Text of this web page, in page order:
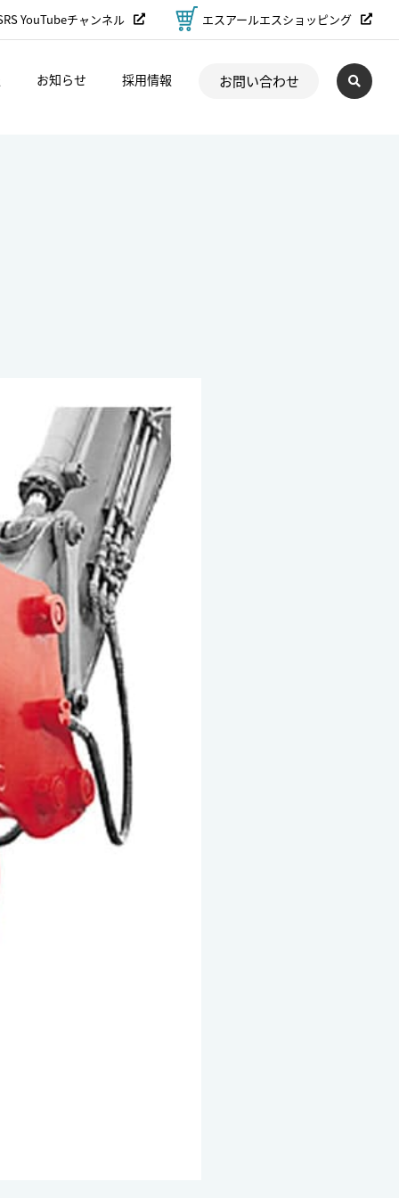
YouTubeチャンネル エスアールエスショッピング
お知らせ 採用情報 お問い合わせ